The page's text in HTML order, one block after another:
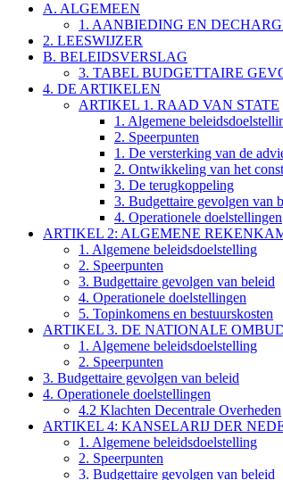
A. ALGEMEEN
1. AANBIEDING EN
2. LEESWIJZER
B. BELEIDSVERSLAG
3. TABEL BUDGETTAIRE
4. DE ARTIKELEN
ARTIKEL 1. RAAD VAN STATE
1. Algemene
2. Speerpunten
1. De versterking van de
2. Ontwikkeling van het
3. De terugkoppeling
3. Budgettaire gevolgen van
4. Operationele doelstellingen
ARTIKEL 2: ALGEMENE
1. Algemene beleidsdoelstelling
2. Speerpunten
3. Budgettaire gevolgen van beleid
4. Operationele doelstellingen
5. Topinkomens en bestuurskosten
ARTIKEL 3. DE NATIONALE
1. Algemene beleidsdoelstelling
2. Speerpunten
3. Budgettaire gevolgen van beleid
4. Operationele doelstellingen
4.2 Klachten Decentrale Overheden
ARTIKEL 4: KANSELARIJ DER
1. Algemene beleidsdoelstelling
2. Speerpunten
3. Budgettaire gevolgen van beleid